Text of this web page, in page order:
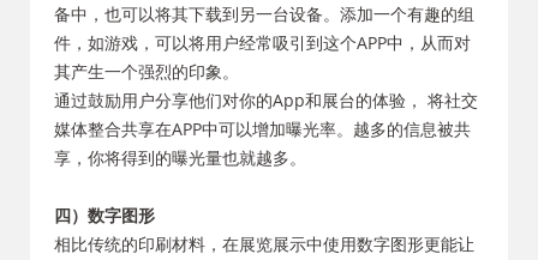
备中，也可以将其下载到另一台设备。添加一个有趣的组
件，如游戏，可以将用户经常吸引到这个APP中，从而对
其产生一个强烈的印象。
通过鼓励用户分享他们对你的App和展台的体验， 将社交
媒体整合共享在APP中可以增加曝光率。越多的信息被共
享，你将得到的曝光量也就越多。
四）数字图形
相比传统的印刷材料，在展览展示中使用数字图形更能让